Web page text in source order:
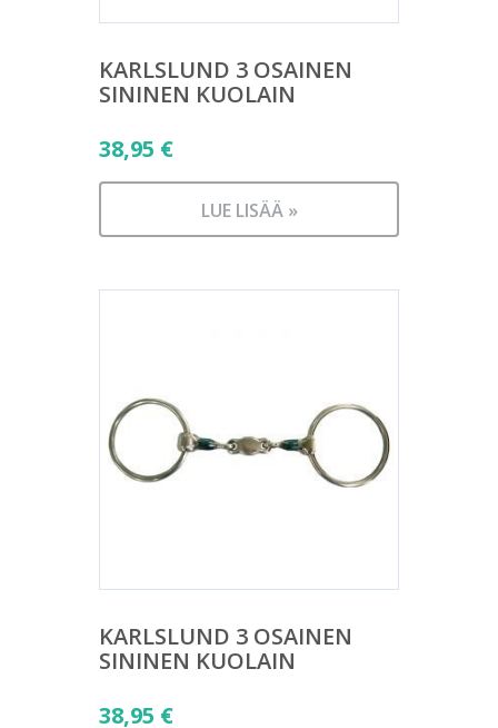
KARLSLUND 3 OSAINEN
SININEN KUOLAIN
38,95 €
LUE LISÄÄ »
KARLSLUND 3 OSAINEN
SININEN KUOLAIN
38,95 €